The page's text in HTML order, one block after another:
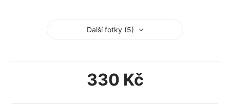
Další fotky (5)
330 Kč